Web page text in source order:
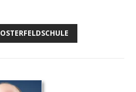
OSTERFELDSCHULE